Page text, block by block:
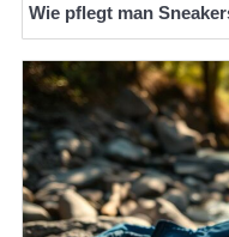
Wie pflegt man